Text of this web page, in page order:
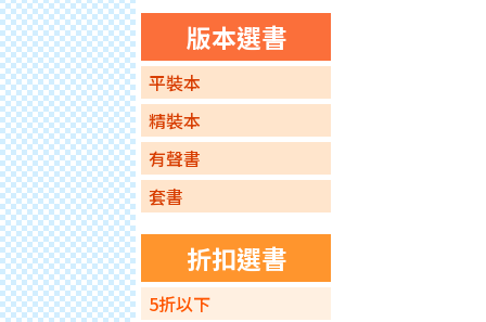
版本選書
平裝本
精裝本
有聲書
套書
折扣選書
5折以下